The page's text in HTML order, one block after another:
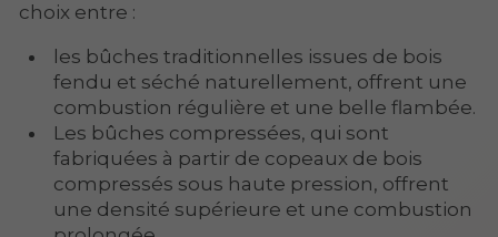
choix entre :
les bûches traditionnelles issues de bois
fendu et séché naturellement, offrent une
combustion régulière et une belle flambée.
Les bûches compressées, qui sont
fabriquées à partir de copeaux de bois
compressés sous haute pression, offrent
une densité supérieure et une combustion